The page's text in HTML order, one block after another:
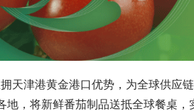
津港黄金港口优势，为全球供应链
，将新鲜番茄制品送抵全球餐桌，